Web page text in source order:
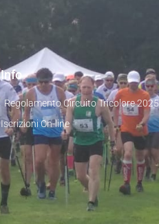
Info
Regolamento Circuito Tricolore 2025
Iscrizioni On-line